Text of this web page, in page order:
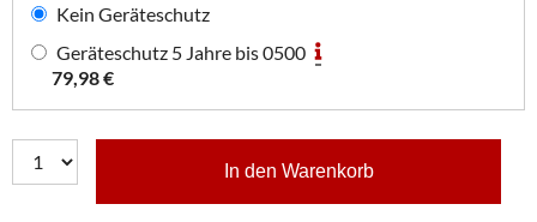
Kein Geräteschutz
Geräteschutz 5 Jahre bis 0500
79,98 €
In den Warenkorb